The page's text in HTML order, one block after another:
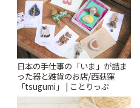
日本の手仕事の「いま」が詰ま
った器と雑貨のお店/西荻窪
「tsugumi」 | ことりっぷ